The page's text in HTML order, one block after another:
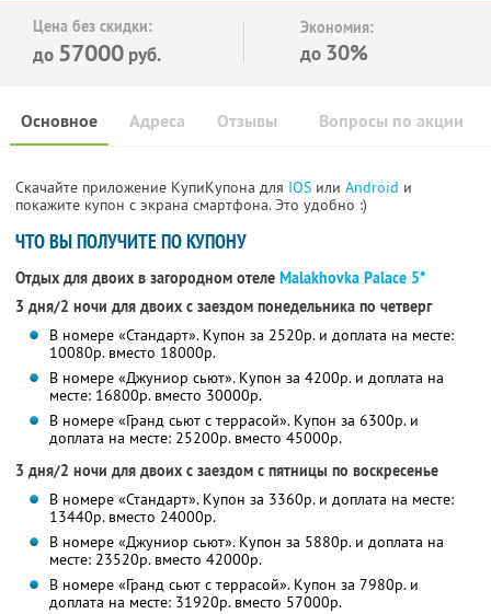
Цена без скидки:
до 57000 руб.
Экономия:
до 30%
Основное Отзывы Вопросы по акции
Адреса
Скачайте приложение КупиКупона для IOS или Android и
покажите купон с экрана смартфона. Это удобно :)
ЧТО ВЫ ПОЛУЧИТЕ ПО КУПОНУ
Отдых для двоих в загородном отеле Malakhovka Palace 5*
3 дня/2 ночи для двоих с заездом понедельника по четверг
В номере «Стандарт». Купон за 2520р. и доплата на месте:
10080р. вместо 18000р.
В номере «Джуниор сьют». Купон за 4200р. и доплата на
месте: 16800р. вместо 30000р.
В номере «Гранд сьют с террасой». Купон за 6300р. и
доплата на месте: 25200р. вместо 45000р.
3 дня/2 ночи для двоих с заездом с пятницы по воскресенье
В номере «Стандарт». Купон за 3360р. и доплата на месте:
13440р. вместо 24000р.
В номере «Джуниор сьют». Купон за 5880р. и доплата на
месте: 23520р. вместо 42000р.
В номере «Гранд сьют с террасой». Купон за 7980р. и
доплата на месте: 31920р. вместо 57000р.